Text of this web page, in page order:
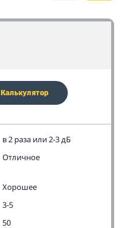
Калькулятор
в 2 раза или 2-3 дБ
Отличное
Хорошее
3-5
50